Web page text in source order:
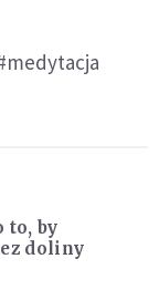
to, by
doliny